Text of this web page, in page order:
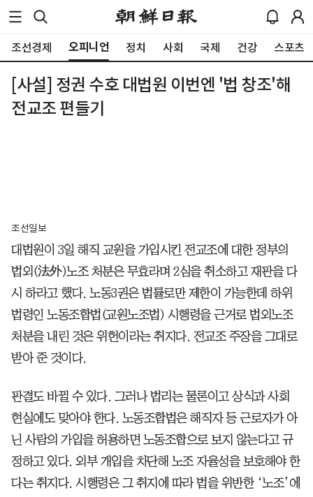
조선경제 오피니언 정치 사회 국제 건강 스포츠
[사설] 정권 수호 대법원 이번엔 '법 창조'해
전교조 편들기
조선일보
대법원이 3일 해직 교원을 가입시킨 전교조에 대한 정부의
법외(法外)노조 처분은 무효라며 2심을 취소하고 재판을 다
시 하라고 했다. 노동3권은 법률로만 제한이 가능한데 하위
법령인 노동조합법(교원노조법) 시행령을 근거로 법외노조
처분을 내린 것은 위헌이라는 취지다. 전교조 주장을 그대로
받아 준 것이다.
판결도 바뀔 수 있다. 그러나 법리는 물론이고 상식과 사회
현실에도 맞아야 한다. 노동조합법은 해직자 등 근로자가 아
닌 사람의 가입을 허용하면 노동조합으로 보지 않는다고 규
정하고 있다. 외부 개입을 차단해 노조 자율성을 보호해야 한
다는 취지다. 시행령은 그 취지에 따라 법을 위반한 ‘노조’에